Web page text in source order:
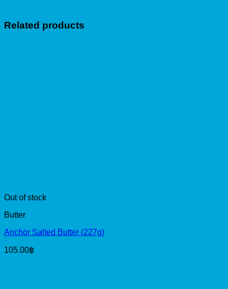
Related products
Out of stock
Butter
Anchor Salted Butter (227g)
105.00฿